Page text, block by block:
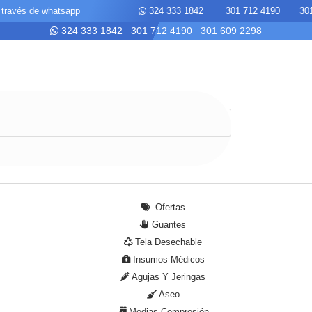
a través de whatsapp 324 333 1842 301 712 4190 301
324 333 1842 301 712 4190 301 609 2298
Ofertas
Guantes
Tela Desechable
Insumos Médicos
Agujas Y Jeringas
Aseo